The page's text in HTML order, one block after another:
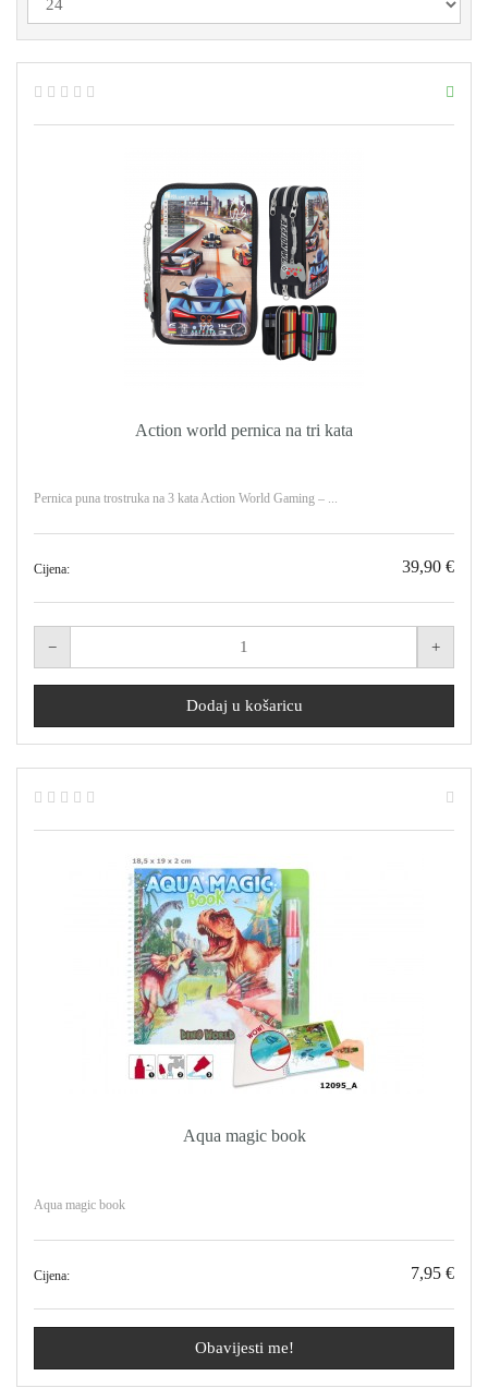
Action world pernica na tri kata
Pernica puna trostruka na 3 kata Action World Gaming – ...
Cijena: 39,90 €
Aqua magic book
Aqua magic book
Cijena: 7,95 €
Obavijesti me!